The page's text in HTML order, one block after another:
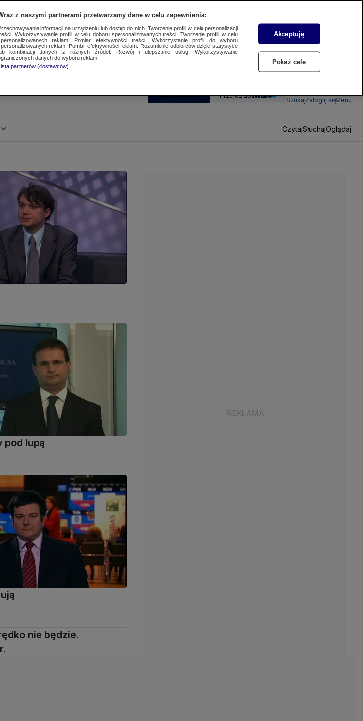
SUBSKRYBUJ Przejdź do
SzukajZaloguj sięMenu
CzytajSłuchajOglądaj
pod lupą
nie będzie.
z naszymi partnerami przetwarzamy dane w celu zapewnienia:
informacji na urządzeniu lub dostęp do nich. Tworzenie profili w celu personalizacji
Wykorzystywanie profili w celu doboru spersonalizowanych treści. Tworzenie profili w celu
reklam. Pomiar efektywności treści. Wykorzystanie profili do wyboru
reklam. Pomiar efektywności reklam. Rozumienie odbiorców dzięki statystyce
kombinacji danych z różnych źródeł. Rozwój i ulepszanie usług. Wykorzystywanie
danych do wyboru reklam.
partnerów (dostawców)
Akceptuję
Pokaż cele